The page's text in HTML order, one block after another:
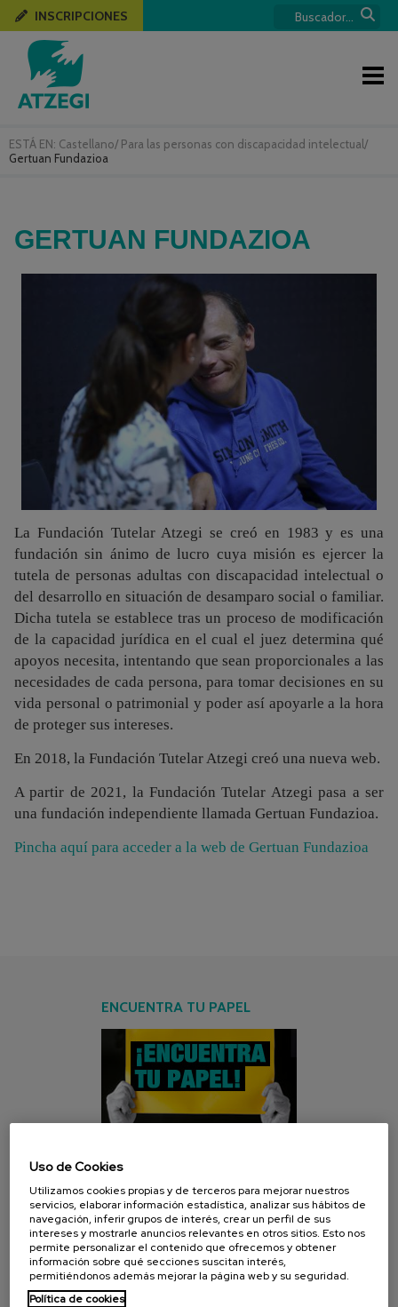
ESTÁ EN: Castellano/ Para las personas con discapacidad intelectual /
Gertuan Fundazioa
INSCRIPCIONES
GERTUAN FUNDAZIOA
La Fundación Tutelar Atzegi se creó en 1983 y es una
fundación sin ánimo de lucro cuya misión es ejercer la
tutela de personas adultas con discapacidad intelectual o
del desarrollo en situación de desamparo social o familiar.
Dicha tutela se establece tras un proceso de modificación
de la capacidad jurídica en el cual el juez determina qué
apoyos necesita, intentando que sean proporcionales a las
necesidades de cada persona, para tomar decisiones en su
vida personal o patrimonial y poder así apoyarle a la hora
de proteger sus intereses.
En 2018, la Fundación Tutelar Atzegi creó una nueva web.
A partir de 2021, la Fundación Tutelar Atzegi pasa a ser
una fundación independiente llamada Gertuan Fundazioa.
Pincha aquí para acceder a la web de Gertuan Fundazioa
ENCUENTRA TU PAPEL
CAMPAÑA ACTUAL
Uso de Cookies
Utilizamos cookies propias y de terceros para mejorar nuestros
servicios, elaborar información estadística, analizar sus hábitos de
navegación, inferir grupos de interés, crear un perfil de sus
intereses y mostrarle anuncios relevantes en otros sitios. Esto nos
permite personalizar el contenido que ofrecemos y obtener
información sobre qué secciones suscitan interés,
permitiéndonos además mejorar la página web y su seguridad.
Política de cookies